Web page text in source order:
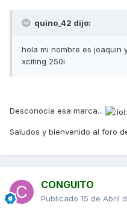
quino_42 dijo:
hola mi nombre es joaquin
xciting 250i
Desconocía esa marca...
Saludos y bienvenido al foro
CONGUITO
Publicado 15 de Abril